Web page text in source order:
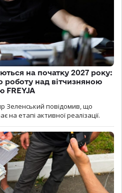
на початку 2027 року:
роботу над вітчизняною
FREYJA
Зеленський повідомив, що
на етапі активної реалізації.